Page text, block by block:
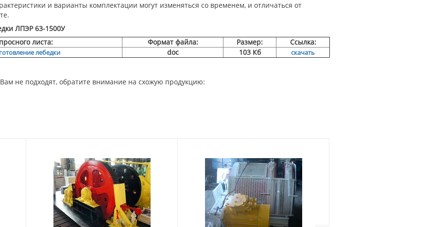
и варианты комплектации могут изменяться со временем, и отличаться от
ЛПЭР 63-1500У
листа:
Формат файла: Размер: Ссылка:
лебедки doc 103 Кб скачать
не подходят, обратите внимание на схожую продукцию: